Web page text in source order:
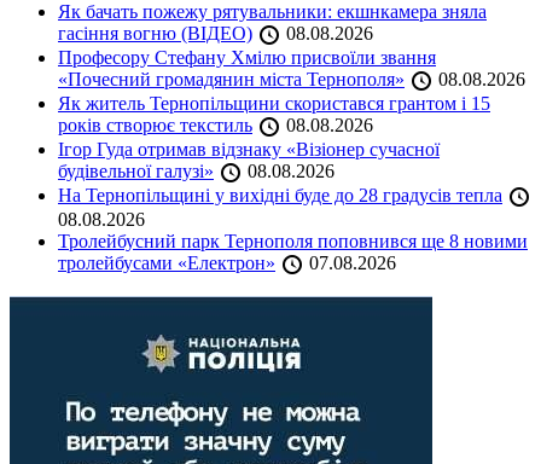
Як бачать пожежу рятувальники: екшнкамера зняла
гасіння вогню (ВІДЕО)
08.08.2026
Професору Стефану Хмілю присвоїли звання
«Почесний громадянин міста Тернополя»
08.08.2026
Як житель Тернопільщини скористався грантом і 15
років створює текстиль
08.08.2026
Ігор Гуда отримав відзнаку «Візіонер сучасної
будівельної галузі»
08.08.2026
На Тернопільщині у вихідні буде до 28 градусів тепла
08.08.2026
Тролейбусний парк Тернополя поповнився ще 8 новими
тролейбусами «Електрон»
07.08.2026